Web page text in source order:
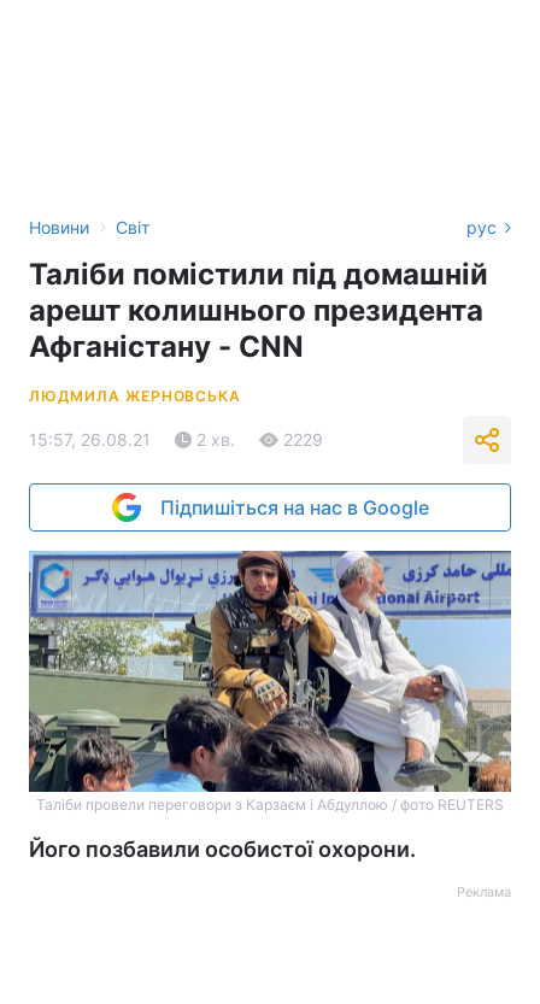
Новини › Світ рус
Таліби помістили під домашній
арешт колишнього президента
Афганістану - CNN
ЛЮДМИЛА ЖЕРНОВСЬКА
15:57, 26.08.21 2 хв. 2229
Підпишіться на нас в Google
Таліби провели переговори з Карзаєм і Абдуллою / фото REUTERS
Його позбавили особистої охорони.
Реклама